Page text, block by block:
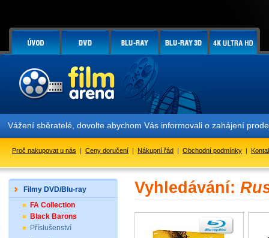
Vážení sběratelé, dovolte abychom Vás informovali o zahájení
Proč nakupovat u nás | Ceny doručení | Nákupní řád | Obchodní podmínky |
Filmy DVD/Blu-ray
FA Collection
Black Barons
Příslušenství
Vyhledávání: